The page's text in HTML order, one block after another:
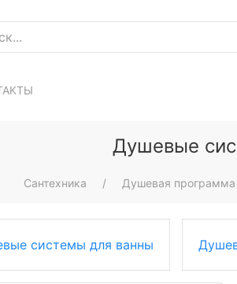
Душевые
Сантехника Душевая программа
системы для ванны